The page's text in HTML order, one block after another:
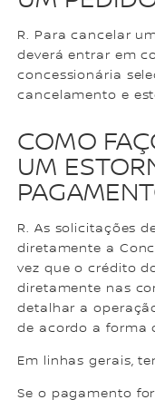
R. Para cancelar
deverá entrar em
concessionária
cancelamento e
COMO
UM
R. As solicitações
diretamente a
vez que o crédito
diretamente nas
detalhar a
de acordo a forma
Em linhas gerais,
Se o pagamento